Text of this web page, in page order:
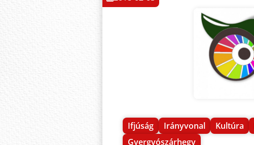
Ifjúság Irányvonal Kultúra
Gyergyószárhegy